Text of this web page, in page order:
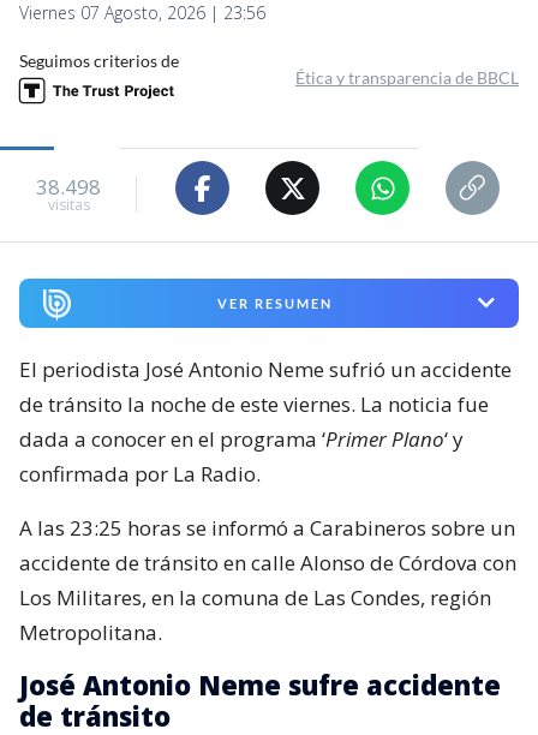
Viernes 07 Agosto, 2026 | 23:56
Seguimos criterios de
Ética y transparencia de BBCL
38.498
visitas
VER RESUMEN
El periodista José Antonio Neme sufrió un accidente
de tránsito la noche de este viernes. La noticia fue
dada a conocer en el programa ‘Primer Plano‘ y
confirmada por La Radio.
A las 23:25 horas se informó a Carabineros sobre un
accidente de tránsito en calle Alonso de Córdova con
Los Militares, en la comuna de Las Condes, región
Metropolitana.
José Antonio Neme sufre accidente
de tránsito